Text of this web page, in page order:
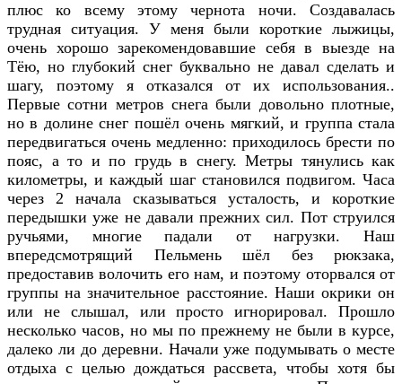
плюс ко всему этому чернота ночи. Создавалась
трудная ситуация. У меня были короткие лыжицы,
очень хорошо зарекомендовавшие себя в выезде на
Тёю, но глубокий снег буквально не давал сделать и
шагу, поэтому я отказался от их использования..
Первые сотни метров снега были довольно плотные,
но в долине снег пошёл очень мягкий, и группа стала
передвигаться очень медленно: приходилось брести по
пояс, а то и по грудь в снегу. Метры тянулись как
километры, и каждый шаг становился подвигом. Часа
через 2 начала сказываться усталость, и короткие
передышки уже не давали прежних сил. Пот струился
ручьями, многие падали от нагрузки. Наш
впередсмотрящий Пельмень шёл без рюкзака,
предоставив волочить его нам, и поэтому оторвался от
группы на значительное расстояние. Наши окрики он
или не слышал, или просто игнорировал. Прошло
несколько часов, но мы по прежнему не были в курсе,
далеко ли до деревни. Начали уже подумывать о месте
отдыха с целью дождаться рассвета, чтобы хотя бы